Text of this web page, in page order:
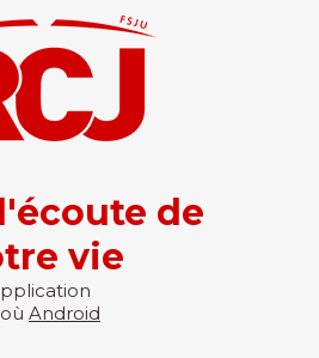
de
vie
où Android